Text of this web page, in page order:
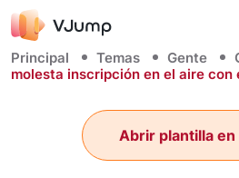
Principal Temas Gente
molesta inscripción en el aire con
Abrir plantilla en